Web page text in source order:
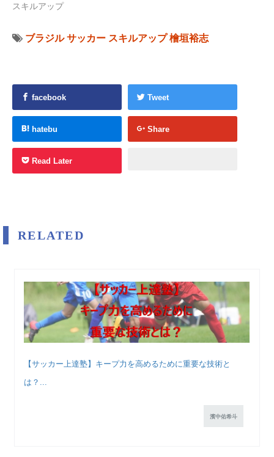
スキルアップ
ブラジル サッカー スキルアップ 檜垣裕志
facebook Tweet
hatebu Share
Read Later
RELATED
【サッカー上達塾】キープ力を高めるために重要な技術と
は？...
濱中佑希斗